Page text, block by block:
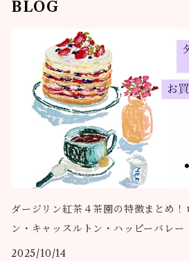
BLOG
ダージリン紅茶４茶園の特徴まとめ
ン・キャッスルトン・ハッピーバレー
2025/10/14